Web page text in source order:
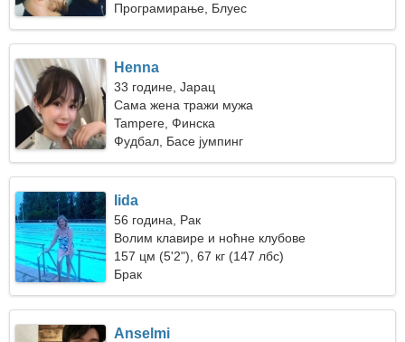
Програмирање, Блуес
Henna
33 године, Јарац
Сама жена тражи мужа
Tampere, Финска
Фудбал, Басе јумпинг
Iida
56 година, Рак
Волим клавире и ноћне клубове
157 цм (5'2"), 67 кг (147 лбс)
Брак
Anselmi